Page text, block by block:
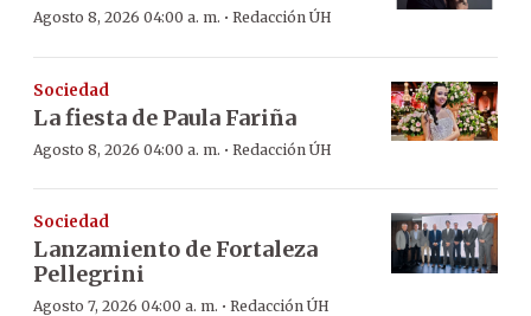
Agosto 8, 2026 04:00 a. m. · Redacción ÚH
Sociedad
La fiesta de Paula Fariña
Agosto 8, 2026 04:00 a. m. · Redacción ÚH
Sociedad
Lanzamiento de Fortaleza
Pellegrini
Agosto 7, 2026 04:00 a. m. · Redacción ÚH